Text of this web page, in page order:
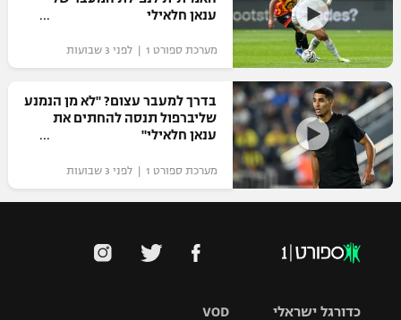
ענאן חלאילי
מערכת ספורט 1 | לפני 3 שבועות
בדרך למעבר עצום? "לא מן הנמנע
שליברפול תנסה להחתים את
ענאן חלאילי"
מערכת ספורט 1 | לפני 3 שבועות
VOD כדורגל ישראלי